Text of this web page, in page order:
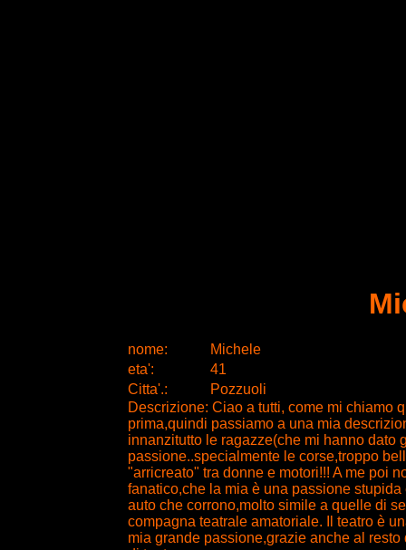
nome:
Michele
eta':
41
Citta'.:
Pozzuoli
Descrizione: Ciao a tutti, come mi chiamo
prima,quindi passiamo a una mia
innanzitutto le ragazze(che mi hanno dato
passione..specialmente le corse,troppo
"arricreato" tra donne e motori!!! A me poi
fanatico,che la mia è una passione
auto che corrono,molto simile a quelle di
compagna teatrale amatoriale. Il teatro è
mia grande passione,grazie anche al